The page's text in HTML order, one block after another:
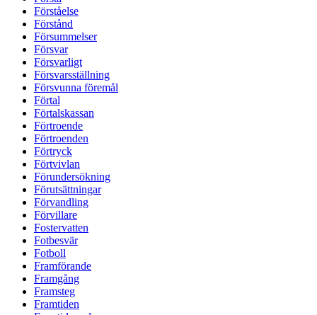
Förståelse
Förstånd
Försummelser
Försvar
Försvarligt
Försvarsställning
Försvunna föremål
Förtal
Förtalskassan
Förtroende
Förtroenden
Förtryck
Förtvivlan
Förundersökning
Förutsättningar
Förvandling
Förvillare
Fostervatten
Fotbesvär
Fotboll
Framförande
Framgång
Framsteg
Framtiden